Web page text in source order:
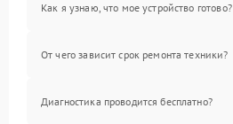
Как я узнаю, что мое устройство готово?
От чего зависит срок ремонта техники?
Диагностика проводится бесплатно?